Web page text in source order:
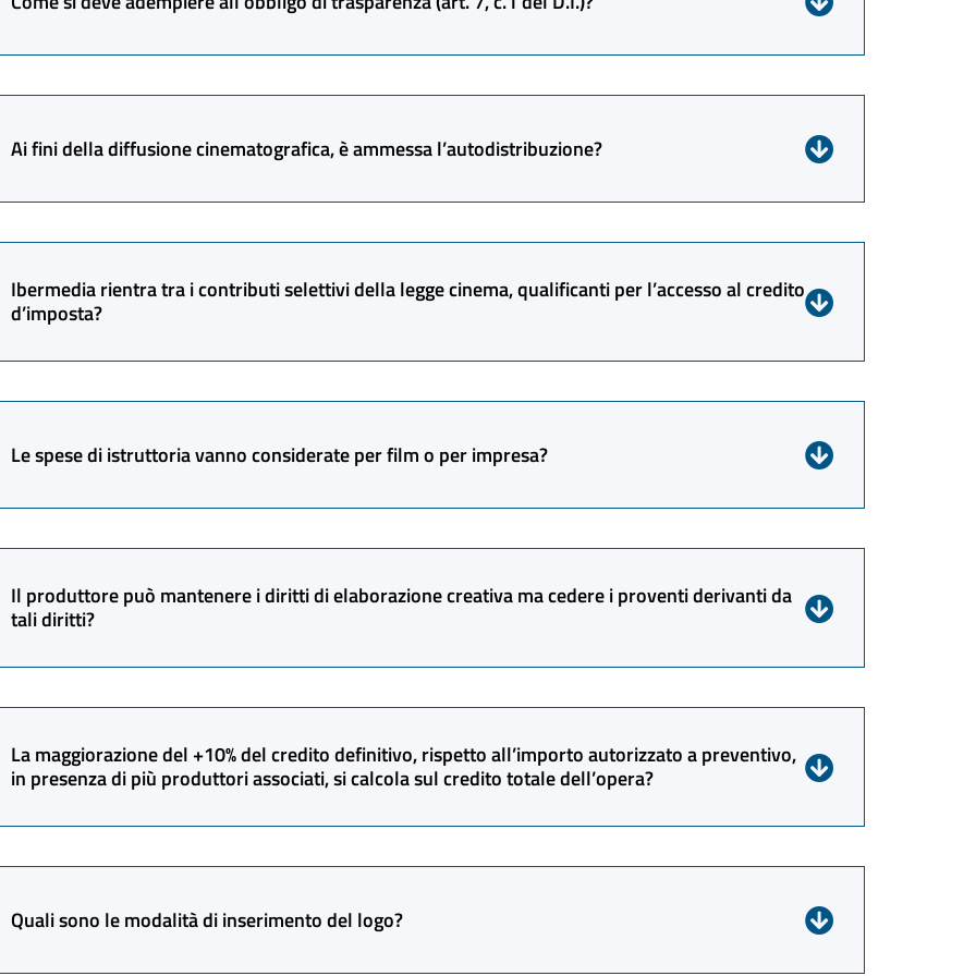
performance per addestrare sistemi IA.
È sufficiente inserire nei contratti con SMAV e distributori una clausola che obblighi questi ultimi a
Ai fini della diffusione cinematografica, è ammessa l’autodistribuzione?
Sì, ma solo se il produttore esercita anche attività di distribuzione e possiede il codice Ateco 59.13.
Ibermedia rientra tra i contributi selettivi della legge cinema, qualificanti per l’accesso al credito
d’imposta?
Sì. Ibermedia rientra tra i “progetti speciali selettivi dedicati alle coproduzioni” e quindi fa parte dei
Le spese di istruttoria vanno considerate per film o per impresa?
Le spese di istruttoria sono riferite a ciascuna domanda presentata e sono dovute da ciascun
produttore che richiede il credito d’imposta, non sono dovute solo in caso di presentazione di domanda
con importo di credito pari a zero.
Il produttore può mantenere i diritti di elaborazione creativa ma cedere i proventi derivanti da
tali diritti?
No. Conservando la titolarità di tali diritti deve mantenerne anche i proventi derivanti dallo
sfruttamento dei diritti di elaborazione creativa.
La maggiorazione del +10% del credito definitivo, rispetto all’importo autorizzato a preventivo,
in presenza di più produttori associati, si calcola sul credito totale dell’opera?
Sì. Si considera il credito totale dell’opera autorizzato a preventivo e su tale importo si calcola la
maggiorazione del +10%. In presenza di più produttori associati, rileva pertanto la somma dei crediti di
ciascuno di essi autorizzati a preventivo e su tale importo complessivo si determina la maggiorazione
Quali sono le modalità di inserimento del logo?